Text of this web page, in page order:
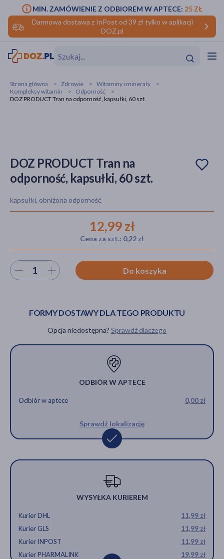
Darmowa dostawa z InPost od 39 zł tylko w aplikacji
DOZ.pl
MIN. ZAMÓWIENIE Z ODBIOREM W APTECE: 25 ZŁ
Hit
Strona główna Zdrowie
Witaminy i minerały
Kompleksy witamin
Odporność
DOZ PRODUCT Tran na odporność, kapsułki, 60 szt.
DOZ PRODUCT Tran na
odporność, kapsułki, 60 szt.
kapsułki, obniżona odporność
12,99 zł
Cena za szt.: 0,22 zł
Wybierz ilość Do koszyka
FORMY DOSTAWY DLA TEGO PRODUKTU
Opcja niedostępna? Sprawdź dlaczego
ODBIÓR W APTECE
Odbiór w aptece 0,00 zł
Sprawdź lokalizację
WYSYŁKA KURIEREM
Kurier DHL
11,99 zł
Kurier GLS
11,99 zł
Kurier INPOST
11,99 zł
Kurier PHARMALINK
19,99 zł